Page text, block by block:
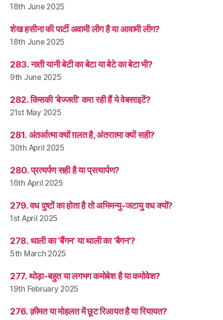
18th June 2025
शेख हसीना की पार्टी अवामी लीग है या आवामी लीग?
18th June 2025
283. नाती यानी बेटी का बेटा या बेटे का बेटा भी?
9th June 2025
282. किसकी ‘बेज्जती’ करा रही हैं ये वेबसाइटें?
21st May 2025
281. अंतर्आत्मा क्यों ग़लत है, अंतरात्मा क्यों सही?
30th April 2025
280. प्रत्यर्पण सही है या प्रत्यार्पण?
16th April 2025
279. वध दुष्टों का होता है तो अभिमन्यु-जटायु वध क्यों?
1st April 2025
278. थाली का ‘बैंगन’ या थाली का ‘बैगन’?
5th March 2025
277. थोड़ा-बहुत या लगभग कमोबेश है या कमोवेश?
19th February 2025
276. क़ीमत या मोहलत में छूट रिआयत है या रियायत?